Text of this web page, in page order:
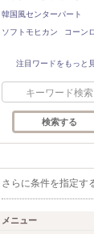
韓国風センターパート
ソフトモヒカン
コーン
注目ワードをもっと
さらに条件を指定す
メニュー